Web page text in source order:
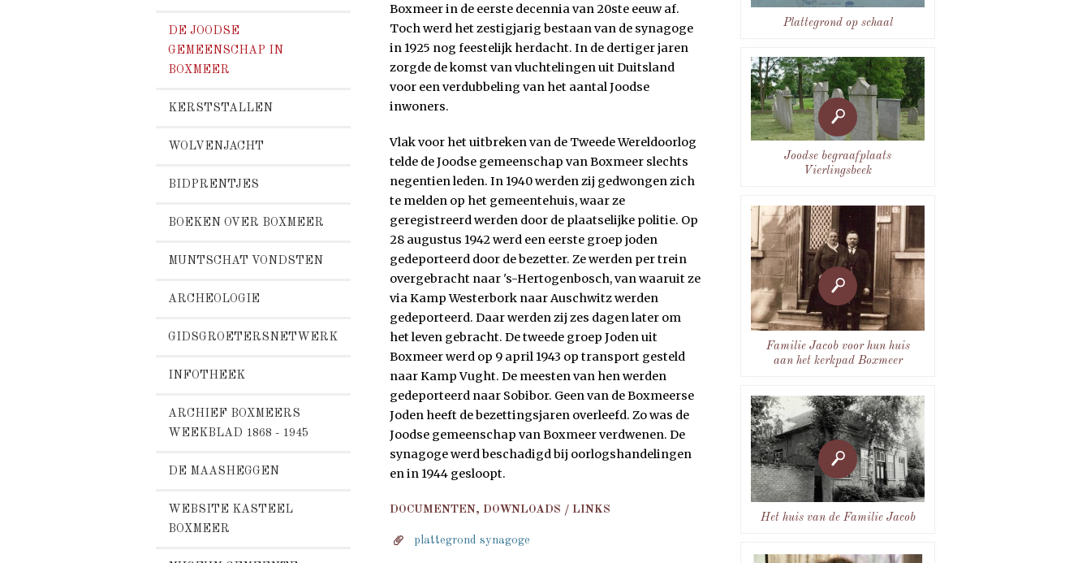
DE JOODSE
GEMEENSCHAP IN
BOXMEER
KERSTSTALLEN
WOLVENJACHT
BIDPRENTJES
BOEKEN OVER BOXMEER
MUNTSCHAT VONDSTEN
ARCHEOLOGIE
GIDSGROETERSNETWERK
INFOTHEEK
ARCHIEF BOXMEERS
WEEKBLAD 1868 - 1945
DE MAASHEGGEN
WEBSITE KASTEEL
BOXMEER
Boxmeer in de eerste decennia van 20ste eeuw af.
Toch werd het zestigjarig bestaan van de synagoge
in 1925 nog feestelijk herdacht. In de dertiger jaren
zorgde de komst van vluchtelingen uit Duitsland
voor een verdubbeling van het aantal Joodse
inwoners.
Vlak voor het uitbreken van de Tweede Wereldoorlog
telde de Joodse gemeenschap van Boxmeer slechts
negentien leden. In 1940 werden zij gedwongen zich
te melden op het gemeentehuis, waar ze
geregistreerd werden door de plaatselijke politie. Op
28 augustus 1942 werd een eerste groep joden
gedeporteerd door de bezetter. Ze werden per trein
overgebracht naar 's-Hertogenbosch, van waaruit ze
via Kamp Westerbork naar Auschwitz werden
gedeporteerd. Daar werden zij zes dagen later om
het leven gebracht. De tweede groep Joden uit
Boxmeer werd op 9 april 1943 op transport gesteld
naar Kamp Vught. De meesten van hen werden
gedeporteerd naar Sobibor. Geen van de Boxmeerse
Joden heeft de bezettingsjaren overleefd. Zo was de
Joodse gemeenschap van Boxmeer verdwenen. De
synagoge werd beschadigd bij oorlogshandelingen
en in 1944 gesloopt.
DOCUMENTEN, DOWNLOADS / LINKS
plattegrond synagoge
Plattegrond op schaal
Joodse begraafplaats
Vierlingsbeek
Familie Jacob voor hun huis
aan het kerkpad Boxmeer
Het huis van de Familie Jacob